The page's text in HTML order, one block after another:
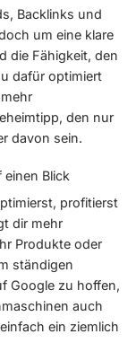
Backlinks und
um eine klare
die Fähigkeit, den
dafür optimiert
den nur
davon sein.
einen Blick
profitierst
dir mehr
Produkte oder
ständigen
Google zu hoffen,
auch
ein ziemlich